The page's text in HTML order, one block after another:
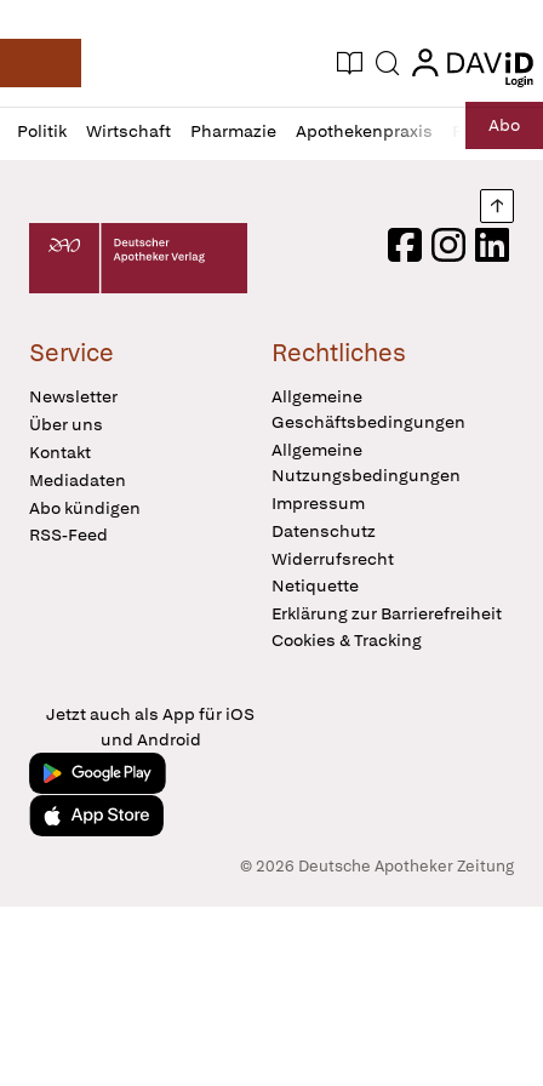
Deutsche Apotheker Zeitung
Aktuelle Ausgabe
Suche login
login
Politik Wirtschaft Pharmazie Apothekenpraxis RechtAbo
Profil
öffnen
Daz
Pur
Deutscher Apotheker Verlag Logo
FacebookInstagram
Service
Newsletter
Über uns
Kontakt
Mediadaten
Abo kündigen
RSS-Feed
Rechtliches
Allgemeine
Geschäftsbedingungen
Allgemeine
Nutzungsbedingungen
Impressum
Datenschutz
Widerrufsrecht
Netiquette
Erklärung zur Barrierefreiheit
Cookies & Tracking
Jetzt auch als App für iOS
und Android
Jetzt bei Google Play
Laden im App Store
© 2026 Deutsche Apotheker Zeitung